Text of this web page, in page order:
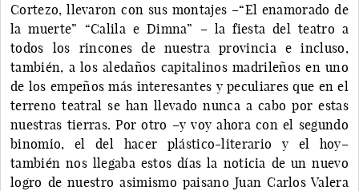
Cortezo, llevaron con sus montajes –“El enamorado de
la muerte” “Calila e Dimna” – la fiesta del teatro a
todos los rincones de nuestra provincia e incluso,
también, a los aledaños capitalinos madrileños en uno
de los empeños más interesantes y peculiares que en el
terreno teatral se han llevado nunca a cabo por estas
nuestras tierras. Por otro –y voy ahora con el segundo
binomio, el del hacer plástico-literario y el hoy–
también nos llegaba estos días la noticia de un nuevo
logro de nuestro asimismo paisano Juan Carlos Valera